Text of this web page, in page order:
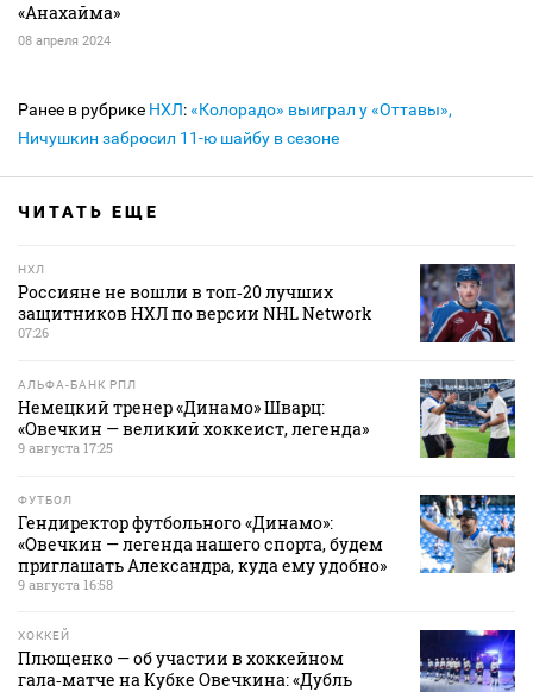
«Анахайма»
08 апреля 2024
Ранее в рубрике НХЛ:«Колорадо» выиграл у «Оттавы»,
Ничушкин забросил 11-ю шайбу в сезоне
ЧИТАТЬ ЕЩЕ
НХЛ
Россияне не вошли в топ‑20 лучших
защитников НХЛ по версии NHL Network
07:26
АЛЬФА-БАНК РПЛ
Немецкий тренер «Динамо» Шварц:
«Овечкин — великий хоккеист, легенда»
9 августа 17:25
ФУТБОЛ
Гендиректор футбольного «Динамо»:
«Овечкин — легенда нашего спорта, будем
приглашать Александра, куда ему удобно»
9 августа 16:58
ХОККЕЙ
Плющенко — об участии в хоккейном
гала‑матче на Кубке Овечкина: «Дубль